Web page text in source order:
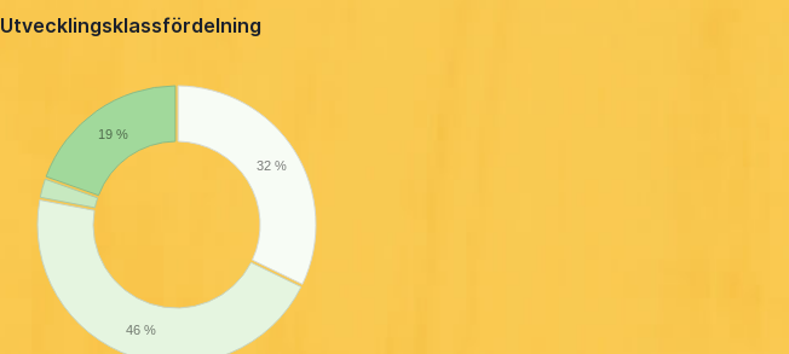
Utvecklingsklassfördelning
32 %
46 %
19 %